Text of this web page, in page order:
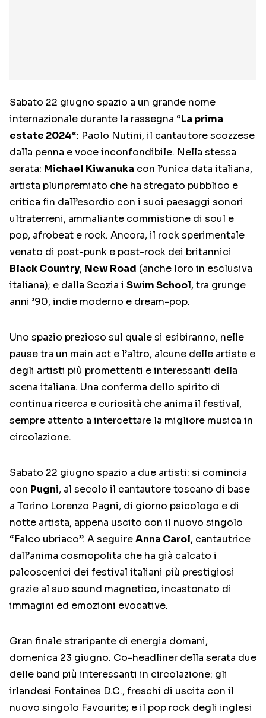
Sabato 22 giugno spazio a un grande nome
internazionale durante la rassegna “La prima
estate 2024“: Paolo Nutini, il cantautore scozzese
dalla penna e voce inconfondibile. Nella stessa
serata: Michael Kiwanuka con l’unica data italiana,
artista pluripremiato che ha stregato pubblico e
critica fin dall’esordio con i suoi paesaggi sonori
ultraterreni, ammaliante commistione di soul e
pop, afrobeat e rock. Ancora, il rock sperimentale
venato di post-punk e post-rock dei britannici
Black Country, New Road (anche loro in esclusiva
italiana); e dalla Scozia i Swim School, tra grunge
anni ’90, indie moderno e dream-pop.
Uno spazio prezioso sul quale si esibiranno, nelle
pause tra un main act e l’altro, alcune delle artiste e
degli artisti più promettenti e interessanti della
scena italiana. Una conferma dello spirito di
continua ricerca e curiosità che anima il festival,
sempre attento a intercettare la migliore musica in
circolazione.
Sabato 22 giugno spazio a due artisti: si comincia
con Pugni, al secolo il cantautore toscano di base
a Torino Lorenzo Pagni, di giorno psicologo e di
notte artista, appena uscito con il nuovo singolo
“Falco ubriaco”. A seguireAnna Carol, cantautrice
dall’anima cosmopolita che ha già calcato i
palcoscenici dei festival italiani più prestigiosi
grazie al suo sound magnetico, incastonato di
immagini ed emozioni evocative.
Gran finale straripante di energia domani,
domenica 23 giugno. Co-headliner della serata due
delle band più interessanti in circolazione: gli
irlandesi Fontaines D.C., freschi di uscita con il
nuovo singolo Favourite; e il pop rock degli inglesi